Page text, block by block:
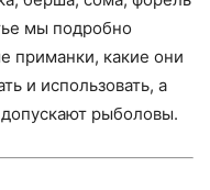
мы подробно
приманки, какие они
и использовать, а
рыболовы.